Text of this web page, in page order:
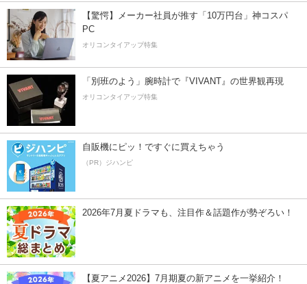
【驚愕】メーカー社員が推す「10万円台」神コスパ
PC
オリコンタイアップ特集
「別班のよう」腕時計で『VIVANT』の世界観再現
オリコンタイアップ特集
自販機にピッ！ですぐに買えちゃう
（PR）ジハンピ
2026年7月夏ドラマも、注目作＆話題作が勢ぞろい！
【夏アニメ2026】7月期夏の新アニメを一挙紹介！